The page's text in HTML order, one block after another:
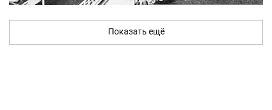
Показать ещё